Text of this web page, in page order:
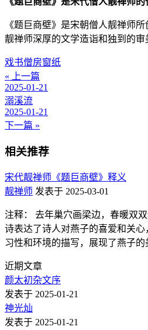
《题巨商壁》是宋朝僧人靓禅师
靓禅师深厚的文学造诣和独到的审
戏书僧房窗纸
« 上一篇
2025-01-21
溺溪流
2025-01-21
下一篇 »
相关推荐
宋代靓禅师《题巨商壁》释义
靓禅师 发表于 2025-03-01
注释： 去年巢穴画梁边，春暖双
诗表达了诗人对燕子的喜爱和关
习性和环境的描写，展现了燕子
近期文章
颜太初杂文序
发表于 2025-01-21
神光灿
发表于 2025-01-21